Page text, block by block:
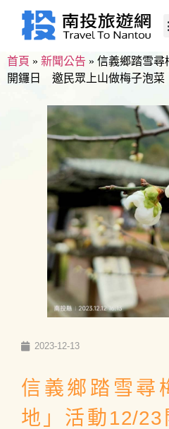
首頁 » 新聞公告 » 信義鄉踏雪尋
開鑼日 邀民眾上山做梅子泡菜
2023-12-13
信義鄉踏雪
地」活動12/